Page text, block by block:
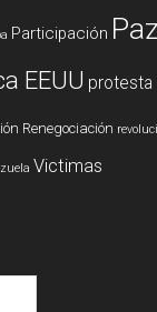
Participación Paz
EEUU protesta
Renegociación
Victimas